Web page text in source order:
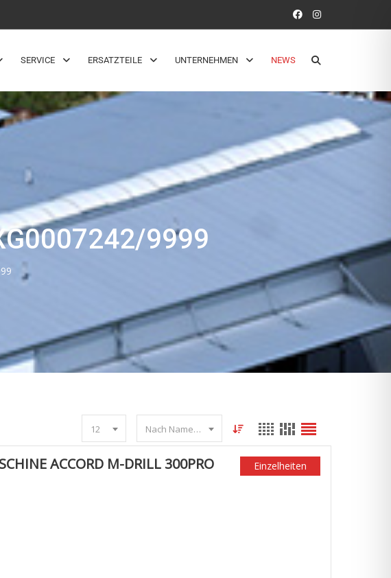
SERVICE ERSATZTEILE UNTERNEHMEN NEWS
9999
12 Nach Name sortieren
ACCORD M-DRILL 300PRO Einzelheiten